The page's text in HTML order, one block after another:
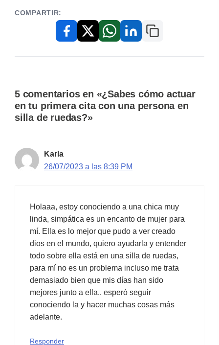
COMPARTIR:
FacebookX / TwitterWhatsAppLinkedInCopiar enlace
5 comentarios en «¿Sabes cómo actuar
en tu primera cita con una persona en
silla de ruedas?»
Karla
26/07/2023 a las 8:39 PM
Holaaa, estoy conociendo a una chica muy
linda, simpática es un encanto de mujer para
mí. Ella es lo mejor que pudo a ver creado
dios en el mundo, quiero ayudarla y entender
todo sobre ella está en una silla de ruedas,
para mí no es un problema incluso me trata
demasiado bien que mis días han sido
mejores junto a ella.. esperó seguir
conociendo la y hacer muchas cosas más
adelante.
Responder